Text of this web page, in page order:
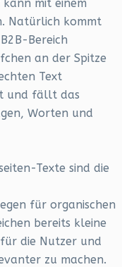
kann mit einem
Natürlich kommt
Bereich
an der Spitze
Text
und fällt das
Worten und
Texte sind die
für organischen
bereits kleine
die Nutzer und
zu machen.